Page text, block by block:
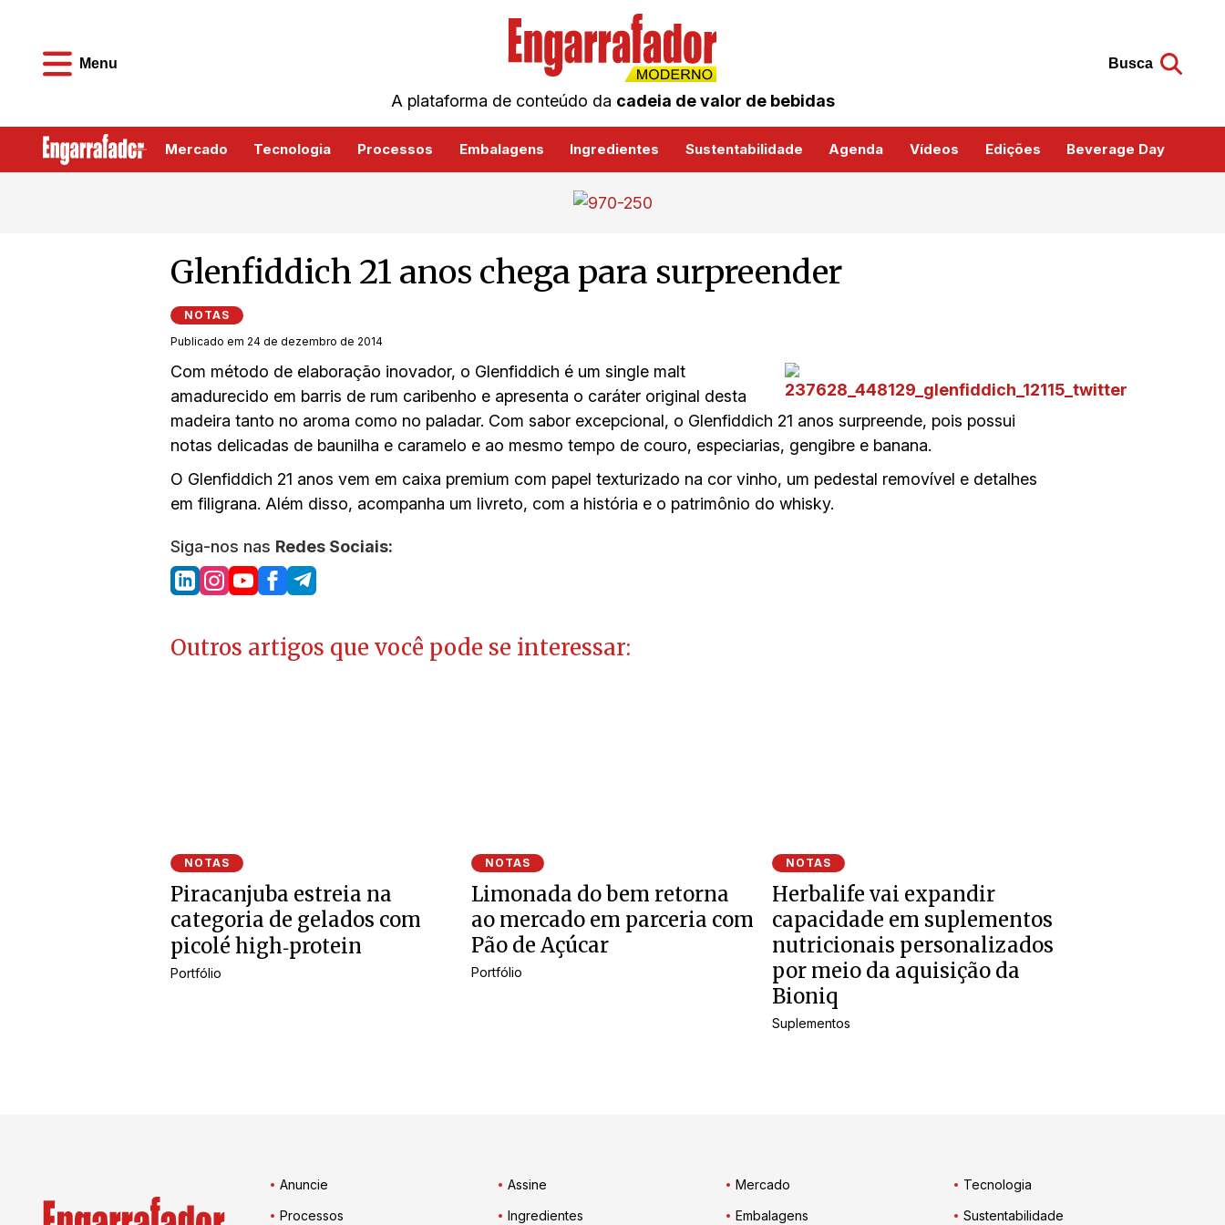
Menu
A plataforma de conteúdo da cadeia de valor de bebidas
Busca
Mercado Tecnologia Processos Embalagens Ingredientes Sustentabilidade Agenda Vídeos Edições Beverage Day
Glenfiddich 21 anos chega para surpreender
NOTAS
Publicado em 24 de dezembro de 2014
Com método de elaboração inovador, o Glenfiddich é um single malt
amadurecido em barris de rum caribenho e apresenta o caráter original desta
madeira tanto no aroma como no paladar. Com sabor excepcional, o Glenfiddich 21 anos surpreende, pois possui
notas delicadas de baunilha e caramelo e ao mesmo tempo de couro, especiarias, gengibre e banana.
O Glenfiddich 21 anos vem em caixa premium com papel texturizado na cor vinho, um pedestal removível e detalhes
em filigrana. Além disso, acompanha um livreto, com a história e o patrimônio do whisky.
Siga-nos nas Redes Sociais:
Outros artigos que você pode se interessar:
NOTAS
Piracanjuba estreia na
categoria de gelados com
picolé high‑protein
Portfólio
NOTAS
Limonada do bem retorna
ao mercado em parceria com
Pão de Açúcar
Portfólio
NOTAS
Herbalife vai expandir
capacidade em suplementos
nutricionais personalizados
por meio da aquisição da
Bioniq
Suplementos
Anuncie Assine Mercado
Tecnologia
Processos
Ingredientes Embalagens Sustentabilidade